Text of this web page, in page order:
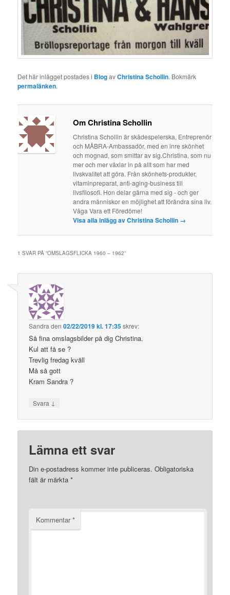
Det här inlägget postades i BlogavChristina Schollin. Bokmärk
permalänken.
Om Christina Schollin
Christina Schollin är skådespelerska, Entreprenör
och MÅBRA-Ambassadör, med en inre skönhet
och mognad, som smittar av sig.Christina, som nu
mer och mer växlar in på allt som har med
livskvalitet att göra. Från skönhets-produkter,
vitaminpreparat, anti-aging-business till
livsfilosofi. Hon delar gärna med sig - och ger
andra människor en möjlighet att förändra sina liv.
Våga Vara ett Föredöme!
Visa alla inlägg av Christina Schollin →
1 SVAR PÅ ”OMSLAGSFLICKA 1960 – 1962”
Sandra den02/22/2019 kl. 17:35skrev:
Så fina omslagsbilder på dig Christina.
Kul att få se ?
Trevlig fredag kväll
Må så gott
Kram Sandra ?
Svara ↓
Lämna ett svar
Din e-postadress kommer inte publiceras. Obligatoriska
fält är märkta*
Kommentar*